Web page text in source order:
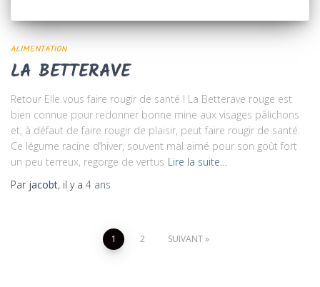
ALIMENTATION
LA BETTERAVE
Retour Elle vous faire rougir de santé ! La Betterave rouge est
bien connue pour redonner bonne mine aux visages pâlichons
et, à défaut de faire rougir de plaisir, peut faire rougir de santé.
Ce légume racine d’hiver, souvent mal aimé pour son goût fort
un peu terreux, regorge de vertus Lire la suite…
Par jacobt, il y a 4 ans
1 2 SUIVANT